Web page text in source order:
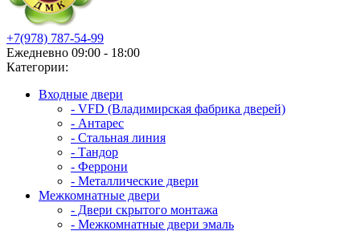
+7(978) 787-54-99
Ежедневно 09:00 - 18:00
Категории:
Входные двери
- VFD (Владимирская фабрика дверей)
- Антарес
- Стальная линия
- Тандор
- Феррони
- Металлические двери
Межкомнатные двери
- Двери скрытого монтажа
- Межкомнатные двери эмаль